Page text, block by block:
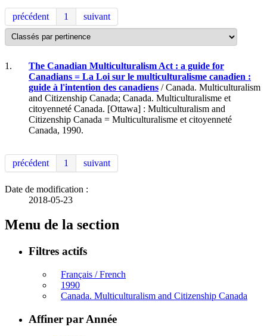
précédent 1 suivant
1.
The Canadian Multiculturalism Act : a guide for
Canadians = La Loi sur le multiculturalisme canadien :
guide à l'intention des canadiens / Canada. Multiculturalism
and Citizenship Canada; Canada. Multiculturalisme et
citoyenneté Canada. [Ottawa] : Multiculturalism and
Citizenship Canada = Multiculturalisme et citoyenneté
Canada, 1990.
précédent 1 suivant
Date de modification :
2018-05-23
Menu de la section
Filtres actifs
Français / French
1990
Canada. Multiculturalism and Citizenship Canada
Affiner par Année